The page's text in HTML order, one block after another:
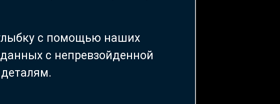
с помощью наших
с непревзойденной